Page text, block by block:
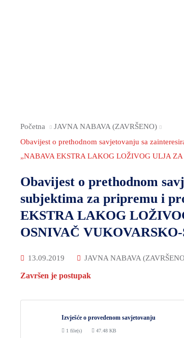
Početna
JAVNA NABAVA (ZAVRŠENO)
Obavijest o prethodnom savjetovanju sa
„NABAVA EKSTRA LAKOG LOŽIVOG ULJA
Obavijest o prethodnom
subjektima za pripremu i
EKSTRA LAKOG
OSNIVAČ
13.09.2019 JAVNA NABAVA
Završen je postupak
Izvješće o provedenom savjetovanju
1 file(s) 47.48 KB